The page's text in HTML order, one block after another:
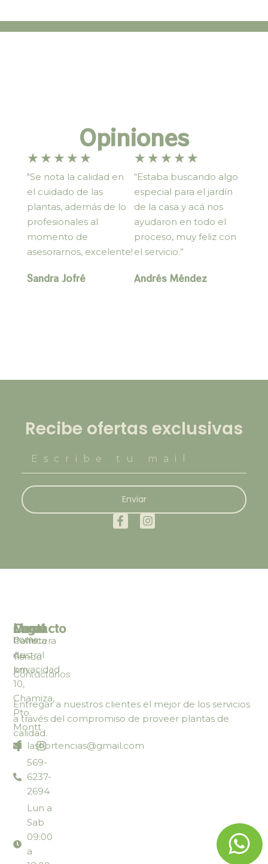
Opiniones
★ ★ ★ ★ ★
"Se nota la calidad en
el cuidado de las
plantas, además de lo
profesionales al
momento de
asesorarnos, excelente!
Sandra Jofré
★ ★ ★ ★ ★
“Estaba buscando algo
especial para el jardín
de la casa y acá nos
ayudaron en todo el
proceso, muy feliz con
el servicio.”
Andrés Méndez
Recibe ofertas exclusivas
Enviar
Entregar a nuestros clientes el mejor de los servicios
a través del compromiso de proveer plantas de
calidad.
Legal
Política
de
privacidad
Menú
Home
Tienda
Contáctanos
Contacto
Carretera
Austral
km.
10,
Chamiza,
Pto.
Montt
lashortencias@gmail.com
569-
6237-
2694
Lun a
Sab
09:00
a